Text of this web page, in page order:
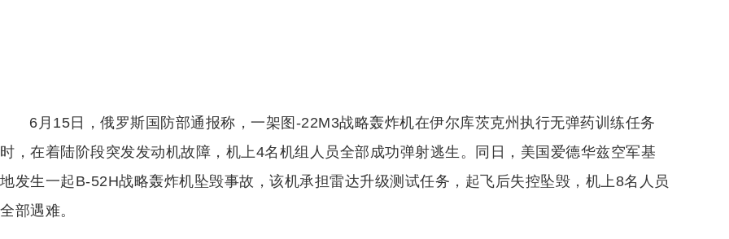
6月15日，俄罗斯国防部通报称，一架图-22M3战略轰炸机在伊尔库茨克州执行无弹药训练任务
时，在着陆阶段突发发动机故障，机上4名机组人员全部成功弹射逃生。同日，美国爱德华兹空军基
地发生一起B-52H战略轰炸机坠毁事故，该机承担雷达升级测试任务，起飞后失控坠毁，机上8名人员
全部遇难。